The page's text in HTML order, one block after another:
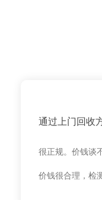
通过上门回收
很正规。价钱谈
价钱很合理，检